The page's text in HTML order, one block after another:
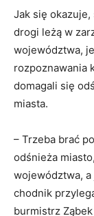
Jak się
drogi leżą w
województwa,
rozpoznawania
domagali się
miasta.
– Trzeba brać
odśnieża
województwa, a
chodnik
burmistrz